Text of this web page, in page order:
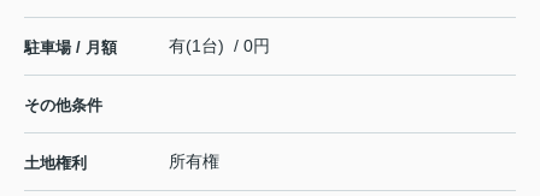
駐車場 / 月額 有(1台) / 0円
その他条件
土地権利 所有権